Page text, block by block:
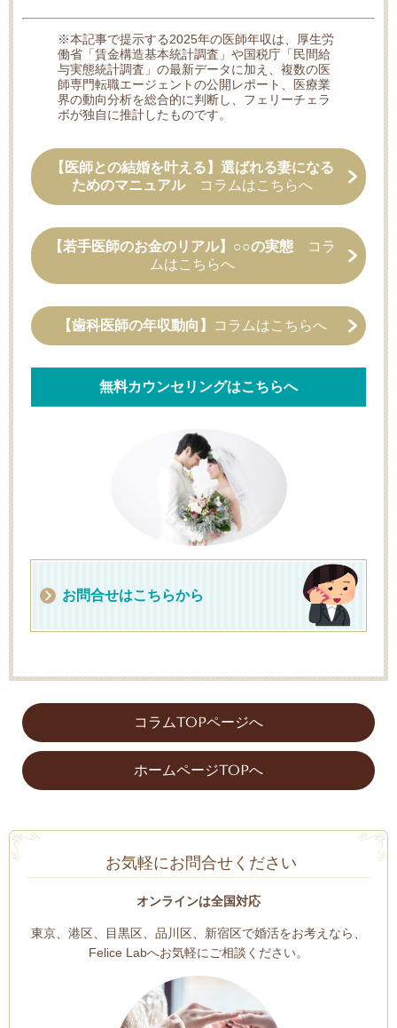
※本記事で提示する2025年の医師年収は、厚生労
働省「賃金構造基本統計調査」や国税庁「民間給
与実態統計調査」の最新データに加え、複数の医
師専門転職エージェントの公開レポート、医療業
界の動向分析を総合的に判断し、フェリーチェラ
ボが独自に推計したものです。
【医師との結婚を叶える】選ばれる妻になる
ためのマニュアル
コラムはこちらへ
【若手医師のお金のリアル】○○の実態
コラ
ムはこちらへ
【歯科医師の年収動向】 コラムはこちらへ
無料カウンセリングはこちらへ
お問合せはこちらから
コラムTOPページへ
ホームページTOPへ
お気軽にお問合せください
オンラインは全国対応
東京、港区、目黒区、品川区、新宿区で婚活をお考えなら、
Felice Labへお気軽にご相談ください。